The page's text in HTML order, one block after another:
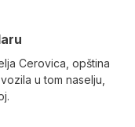
Cerovica, opština
u tom naselju,